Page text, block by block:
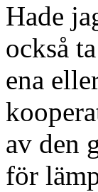
Hade
också
ena
av den
för